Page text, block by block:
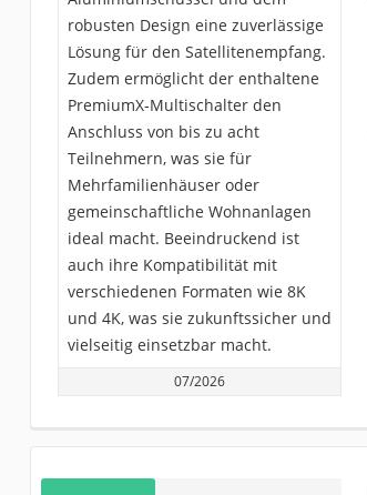
robusten Design eine zuverlässige
Lösung für den Satellitenempfang.
Zudem ermöglicht der enthaltene
PremiumX-Multischalter den
Anschluss von bis zu acht
Teilnehmern, was sie für
Mehrfamilienhäuser oder
gemeinschaftliche Wohnanlagen
ideal macht. Beeindruckend ist
auch ihre Kompatibilität mit
verschiedenen Formaten wie 8K
und 4K, was sie zukunftssicher und
vielseitig einsetzbar macht.
07/2026